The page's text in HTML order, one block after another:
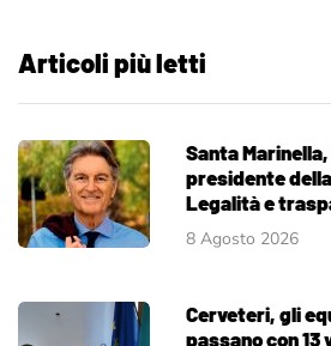
Articoli più letti
Santa
presidente
Legalità e
8 Agosto 2026
Cerveteri, gli
passano con 13